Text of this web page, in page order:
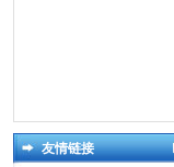
友情链接